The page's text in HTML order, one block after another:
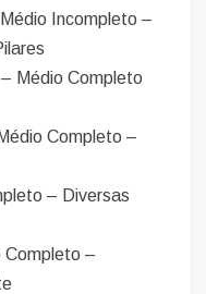
Incompleto –
Médio Completo
Completo –
– Diversas
Completo –